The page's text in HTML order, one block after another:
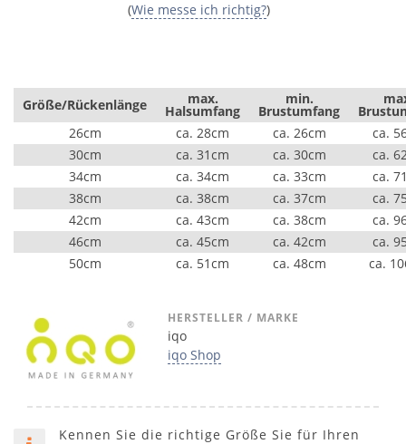
(Wie messe ich richtig?)
Größe/Rückenlänge max.
Halsumfang
min.
Brustumfang
26cm
ca. 28cm ca. 26cm
ca.
30cm
ca. 31cm ca. 30cm
ca.
34cm
ca. 34cm ca. 33cm
ca.
38cm
ca. 38cm ca. 37cm
ca.
42cm
ca. 43cm ca. 38cm
ca.
46cm
ca. 45cm ca. 42cm
ca.
50cm
ca. 51cm ca. 48cm ca.
HERSTELLER / MARKE
iqo
iqo Shop
Kennen Sie die richtige Größe Sie für Ihren